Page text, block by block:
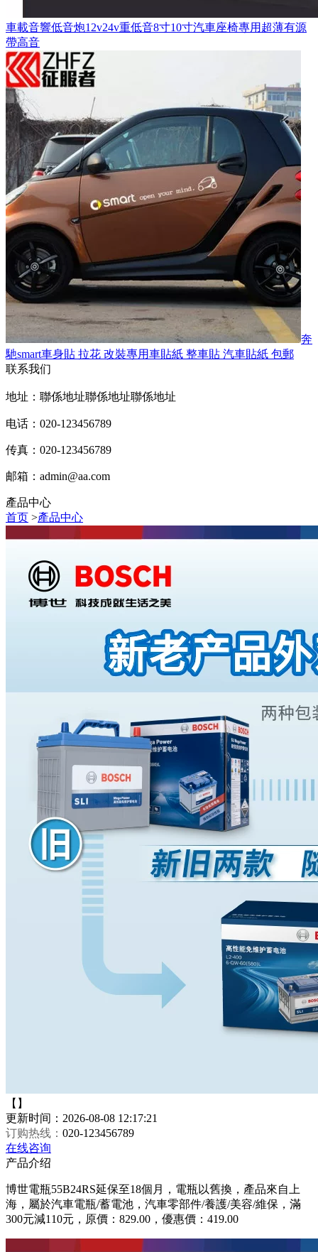
車載音響低音炮12v24v重低音8寸10寸汽車座椅專用超薄有源
帶高音
奔
馳smart車身貼 拉花 改裝專用車貼紙 整車貼 汽車貼紙 包郵
联系我们
地址：聯係地址聯係地址聯係地址
电话：020-123456789
传真：020-123456789
邮箱： admin@aa.com
產品中心
首页 >產品中心
【】
更新时间：2026-08-08 12:17:21
订购热线： 020-123456789
在线咨询
产品介绍
博世電瓶55B24RS延保至18個月，電瓶以舊換，產品來自上
海，屬於汽車電瓶/蓄電池，汽車零部件/養護/美容/維保，滿
300元減110元，原價：829.00，優惠價：419.00